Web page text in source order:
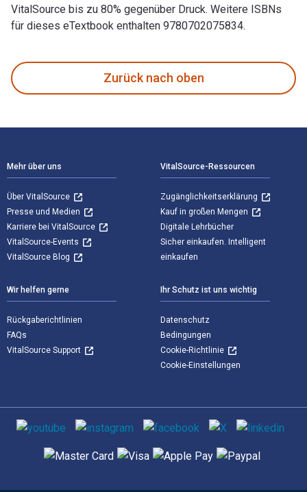
VitalSource bis zu 80% gegenüber Druck. Weitere ISBNs
für dieses eTextbook enthalten 9780702075834.
Zurück nach oben
Mehr über uns
Über VitalSource
Presse und Medien
Karriere bei VitalSource
VitalSource-Events
VitalSource Blog
VitalSource-Ressourcen
Zugänglichkeitserklärung
Kauf in großen Mengen
Digitale Lehrbücher
Sicher einkaufen. Intelligent
einkaufen
Wir helfen gerne
Rückgaberichtlinien
FAQs
VitalSource Support
Ihr Schutz ist uns wichtig
Datenschutz
Bedingungen
Cookie-Richtlinie
Cookie-Einstellungen
Sozialen Medien
Unterstützte Zahlungsmethoden